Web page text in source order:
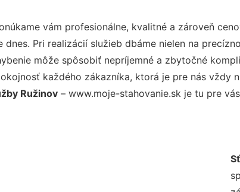
vám profesionálne, kvalitné a zároveň
dnes. Pri realizácií služieb dbáme nielen na
môže spôsobiť nepríjemné a zbytočné
každého zákazníka, ktorá je pre nás
Ružinov – www.moje-stahovanie.sk je tu pre